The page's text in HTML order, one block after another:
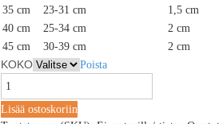
35 cm
23-31 cm
1,5 cm
40 cm
25-34 cm
2 cm
45 cm
30-39 cm 2 cm
KOKO Poista
Lisää ostoskoriin